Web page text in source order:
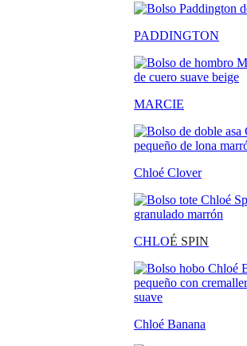
PADDINGTON
MARCIE
Chloé Clover
CHLOÉ SPIN
Chloé Banana